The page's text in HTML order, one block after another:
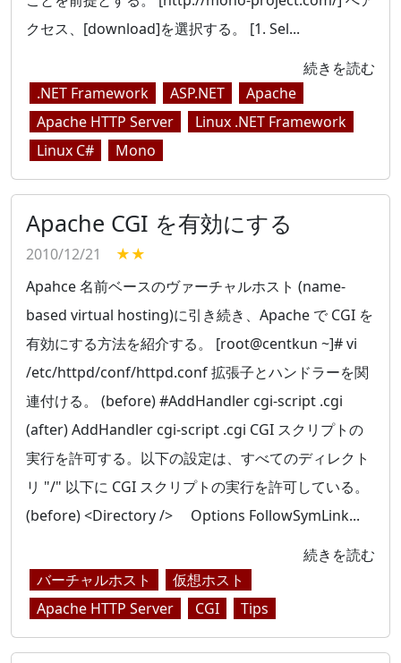
クセス、[download]を選択する。 [1. Sel...
続きを読む
.NET Framework
ASP.NET
Apache
Apache HTTP Server
Linux .NET Framework
Linux C#
Mono
Apache CGI を有効にする
2010/12/21
★★
Apahce 名前ベースのヴァーチャルホスト (name-
based virtual hosting)に引き続き、Apache で CGI を
有効にする方法を紹介する。 [root@centkun ~]# vi
/etc/httpd/conf/httpd.conf 拡張子とハンドラーを関
連付ける。 (before) #AddHandler cgi-script .cgi
(after) AddHandler cgi-script .cgi CGI スクリプトの
実行を許可する。以下の設定は、すべてのディレクト
リ "/" 以下に CGI スクリプトの実行を許可している。
(before) <Directory /> Options FollowSymLink...
続きを読む
バーチャルホスト
仮想ホスト
Apache HTTP Server
CGI Tips